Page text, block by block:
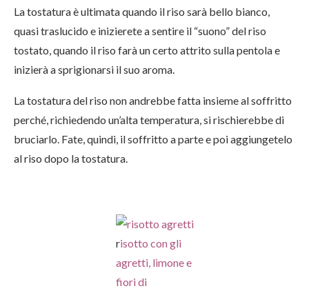
La tostatura è ultimata quando il riso sarà bello bianco,
quasi traslucido e inizierete a sentire il “suono” del riso
tostato, quando il riso farà un certo attrito sulla pentola e
inizierà a sprigionarsi il suo aroma.
La tostatura del riso non andrebbe fatta insieme al soffritto
perché, richiedendo un’alta temperatura, si rischierebbe di
bruciarlo. Fate, quindi, il soffritto a parte e poi aggiungetelo
al riso dopo la tostatura.
risotto con gli
agretti, limone e
fiori di